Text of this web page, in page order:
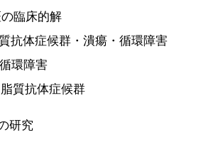
床的解
体症候群・潰瘍・循環障害
障害
抗体症候群
研究